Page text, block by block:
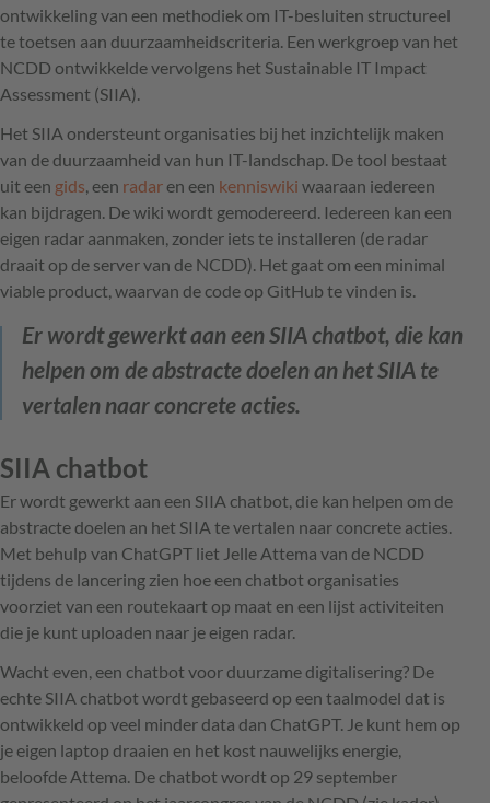
ontwikkeling van een methodiek om IT-besluiten structureel
te toetsen aan duurzaamheidscriteria. Een werkgroep van het
NCDD ontwikkelde vervolgens het Sustainable IT Impact
Assessment (SIIA).
Het SIIA ondersteunt organisaties bij het inzichtelijk maken
van de duurzaamheid van hun IT-landschap. De tool bestaat
uit een gids , een radar en een kenniswiki waaraan iedereen
kan bijdragen. De wiki wordt gemodereerd. Iedereen kan een
eigen radar aanmaken, zonder iets te installeren (de radar
draait op de server van de NCDD). Het gaat om een minimal
viable product, waarvan de code op GitHub te vinden is.
Er wordt gewerkt aan een SIIA chatbot, die kan
helpen om de abstracte doelen an het SIIA te
vertalen naar concrete acties.
SIIA chatbot
Er wordt gewerkt aan een SIIA chatbot, die kan helpen om de
abstracte doelen an het SIIA te vertalen naar concrete acties.
Met behulp van ChatGPT liet Jelle Attema van de NCDD
tijdens de lancering zien hoe een chatbot organisaties
voorziet van een routekaart op maat en een lijst activiteiten
die je kunt uploaden naar je eigen radar.
Wacht even, een chatbot voor duurzame digitalisering? De
echte SIIA chatbot wordt gebaseerd op een taalmodel dat is
ontwikkeld op veel minder data dan ChatGPT. Je kunt hem op
je eigen laptop draaien en het kost nauwelijks energie,
beloofde Attema. De chatbot wordt op 29 september